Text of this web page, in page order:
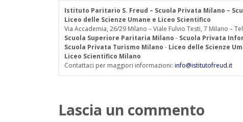
Istituto Paritario S. Freud – Scuola Privata Milano –
Liceo delle Scienze Umane e Liceo Scientifico
Via Accademia, 26/29 Milano – Viale Fulvio Testi, 7 Milano –
Scuola Superiore Paritaria Milano - Scuola Privata
Scuola Privata Turismo Milano - Liceo delle Scienze
Liceo Scientifico Milano
Contattaci per maggiori informazioni: info@istitutofreud.it
Lascia un commento